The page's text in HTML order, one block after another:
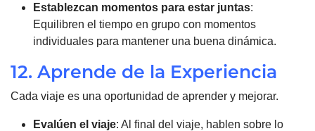
Establezcan momentos para estar juntas:
Equilibren el tiempo en grupo con momentos
individuales para mantener una buena dinámica.
12. Aprende de la Experiencia
Cada viaje es una oportunidad de aprender y mejorar.
Evalúen el viaje: Al final del viaje, hablen sobre lo